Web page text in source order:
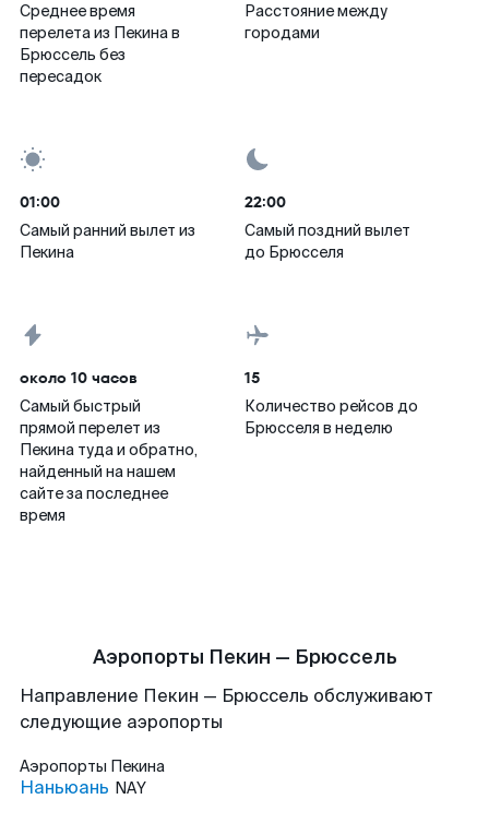
Среднее время
перелета из Пекина в
Брюссель без
пересадок
Расстояние между
городами
01:00
Самый ранний вылет из
Пекина
22:00
Самый поздний вылет
до Брюсселя
около 10 часов
Самый быстрый
прямой перелет из
Пекина туда и обратно,
найденный на нашем
сайте за последнее
время
15
Количество рейсов до
Брюсселя в неделю
Аэропорты Пекин — Брюссель
Направление Пекин — Брюссель обслуживают
следующие аэропорты
Аэропорты Пекина
Наньюань NAY